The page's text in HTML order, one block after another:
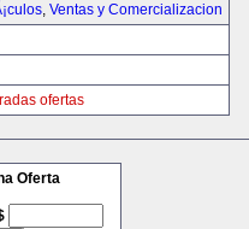
, Ventas y Comercializacion
ofertas
Oferta